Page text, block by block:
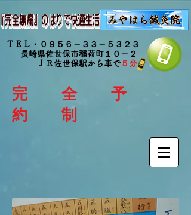
ＴＥＬ・０９５６－３３－５３２３
長崎県佐世保市稲荷町１０－２
ＪＲ佐世保駅から車で ５分
完 全 予
約 制